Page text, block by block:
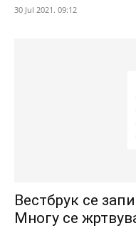
30 Jul 2021. 09:12
Вестбрук се
Многу се